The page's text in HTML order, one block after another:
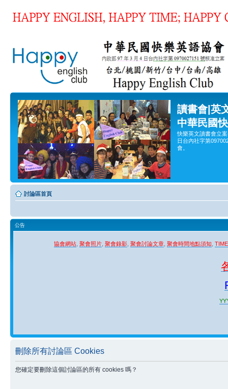
讀書會|英
中華民國
快樂英文讀書會立
日台內社字第
會。
討論區首頁
公告
協會網站 聚會照片 聚會錄影 聚會討論文章 聚會時間地點須知
刪除所有討論區 Cookies
您確定要刪除這個討論區的所有 cookies 嗎？